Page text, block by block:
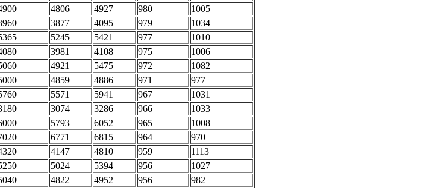
4806 4927 980
1005
3877 4095 979
1034
5245 5421 977
1010
3981 4108 975
1006
4921 5475 972
1082
4859 4886 971
977
5571 5941 967
1031
3074 3286 966
1033
5793 6052 965
1008
6771 6815 964
970
4147 4810 959
1113
5024 5394 956
1027
4822 4952 956
982